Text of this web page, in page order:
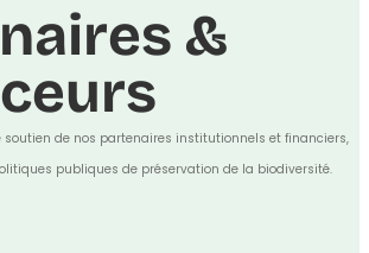
&
soutien de nos partenaires institutionnels et financiers,
publiques de préservation de la biodiversité.